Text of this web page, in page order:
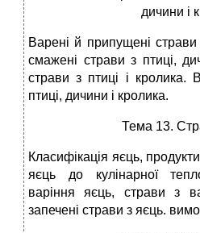
дичини і
Варені й припущені
смажені страви з птиці,
страви з птиці і кролика.
птиці, дичини і кролика.
Тема 13.
Класифікація яєць,
яєць до кулінарної
варіння яєць, страви з
запечені страви з яєць.